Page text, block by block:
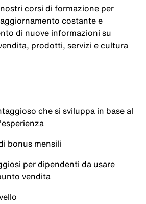
corsi di formazione per
costante e
di nuove informazioni su
prodotti, servizi e cultura
che si sviluppa in base al
bonus mensili
per dipendenti da usare
vendita